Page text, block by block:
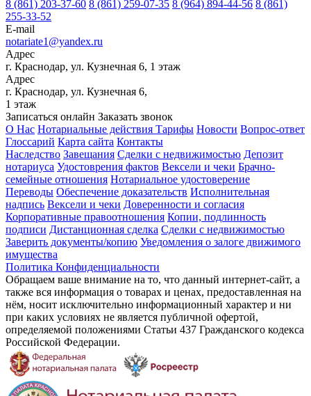
8 (861) 203-37-60 8 (861) 259-07-35 8 (964) 894-44-56 8 (861)
255-33-52
E-mail
notariate1@yandex.ru
Адрес
г. Краснодар, ул. Кузнечная 6, 1 этаж
Адрес
г. Краснодар, ул. Кузнечная 6,
1 этаж
Записаться онлайн Заказать звонок
О Нас Нотариальные действия Тарифы Новости Вопрос-ответ
Глоссарий Карта сайта Контакты
Наследство Завещания Сделки с недвижимостью Депозит
нотариуса Удостоврения фактов Вексели и чеки Брачно-
семейные отношения Нотариальное удостоверение
Переводы Обеспечение доказательств Исполнительная
надпись Вексели и чеки Доверенности и согласия
Корпоративные правоотношения Копии, подлинность
подписи Дистанционная сделка Сделки с недвижимостью
Заверить документы/копию Уведомления о залоге движимого
имущества
Политика Конфиденциальности
Обращаем ваше внимание на то, что данный интернет-сайт, а
также вся информация о товарах и ценах, предоставленная на
нём, носит исключительно информационный характер и ни
при каких условиях не является публичной офертой,
определяемой положениями Статьи 437 Гражданского кодекса
Российской Федерации.